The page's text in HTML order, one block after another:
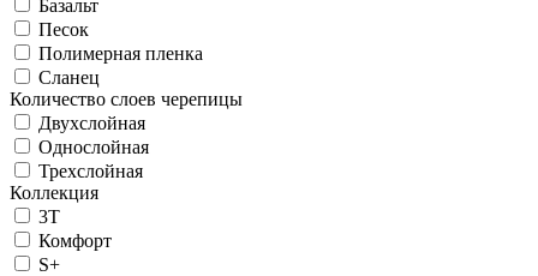
Базальт
Песок
Полимерная пленка
Сланец
Количество слоев черепицы
Двухслойная
Однослойная
Трехслойная
Коллекция
3T
Комфорт
S+